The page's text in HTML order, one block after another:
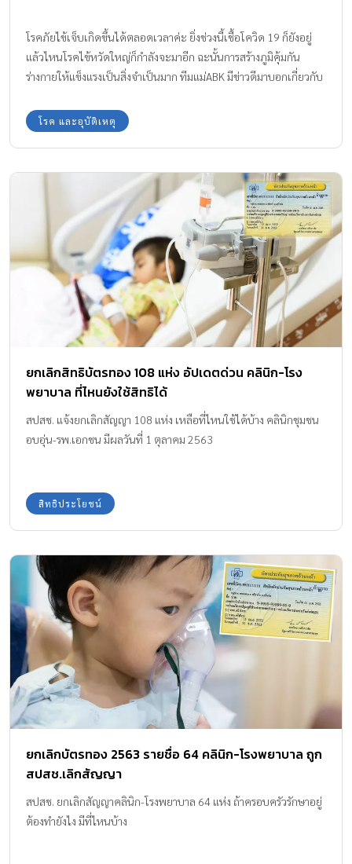
โรคภัยไข้เจ็บเกิดขึ้นได้ตลอดเวลาค่ะ ยิ่งช่วงนี้เชื้อโควิด 19 ก็ยังอยู่
แล้วไหนโรคไข้หวัดใหญ่ก็กำลังจะมาอีก ฉะนั้นการสร้างภูมิคุ้มกัน
ร่างกายให้แข็งแรงเป็นสิ่งจำเป็นมาก ทีมแม่ABK มีข่าวดีมาบอกเกี่ยวกับ
สิทธิ์บ้างไปเช็กพร้อมกันค่ะ
โรค และอุบัติเหตุ
ยกเลิกสิทธิบัตรทอง 108 แห่ง อัปเดตด่วน คลินิก-โรง
พยาบาล ที่ไหนยังใช้สิทธิได้
สปสช. แจ้งยกเลิกสัญญา 108 แห่ง เหลือที่ไหนใช้ได้บ้าง คลินิกชุมชน
อบอุ่น-รพ.เอกชน มีผลวันที่ 1 ตุลาคม 2563
สิทธิประโยชน์
ยกเลิกบัตรทอง 2563 รายชื่อ 64 คลินิก-โรงพยาบาล ถูก
สปสช.เลิกสัญญา
สปสช. ยกเลิกสัญญาคลินิก-โรงพยาบาล 64 แห่ง ถ้าครอบครัวรักษาอยู่
ต้องทำยังไง มีที่ไหนบ้าง